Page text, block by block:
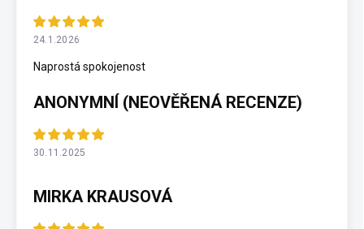
24.1.2026
Naprostá spokojenost
ANONYMNÍ (NEOVĚŘENÁ RECENZE)
30.11.2025
MIRKA KRAUSOVÁ